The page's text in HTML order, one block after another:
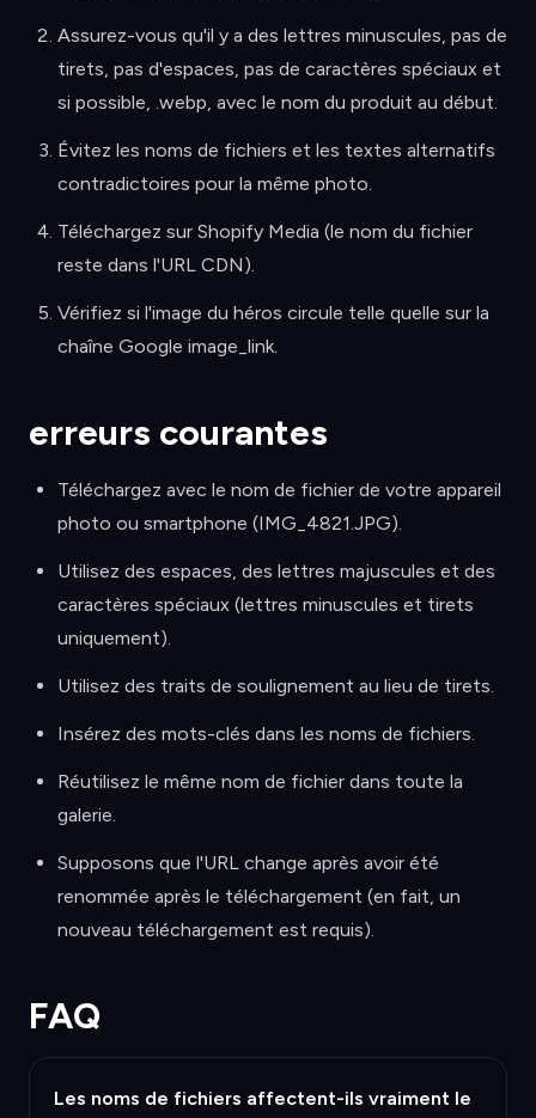
Assurez-vous qu'il y a des lettres minuscules, pas de
tirets, pas d'espaces, pas de caractères spéciaux et
si possible, .webp, avec le nom du produit au début.
Évitez les noms de fichiers et les textes alternatifs
contradictoires pour la même photo.
Téléchargez sur Shopify Media (le nom du fichier
reste dans l'URL CDN).
Vérifiez si l'image du héros circule telle quelle sur la
chaîne Google image_link.
erreurs courantes
Téléchargez avec le nom de fichier de votre appareil
photo ou smartphone (IMG_4821.JPG).
Utilisez des espaces, des lettres majuscules et des
caractères spéciaux (lettres minuscules et tirets
uniquement).
Utilisez des traits de soulignement au lieu de tirets.
Insérez des mots-clés dans les noms de fichiers.
Réutilisez le même nom de fichier dans toute la
galerie.
Supposons que l'URL change après avoir été
renommée après le téléchargement (en fait, un
nouveau téléchargement est requis).
FAQ
Les noms de fichiers affectent-ils vraiment le